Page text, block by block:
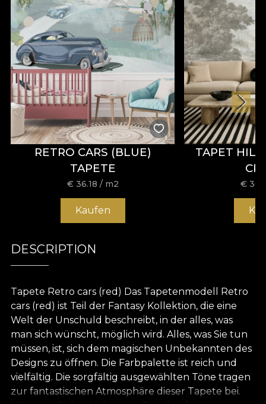
RETRO CARS (BLUE)
TAPETE
€ 36.18 / m2
Kaufen
TAPET
€
DESCRIPTION
Tapete Retro cars (red) Das Tapetenmodell Retro
cars (red) ist Teil der Fantasy Kollektion, die eine
Welt der Unschuld beschreibt, in der alles, was
man sich wünscht, möglich wird. Alles, was Sie tun
müssen, ist, sich dem magischen Unbekannten des
Designs zu öffnen. Die Farbpalette ist reich und
vielfältig. Die sorgfältig ausgewählten Töne tragen
zur fantastischen Atmosphäre dieser Tapete bei.